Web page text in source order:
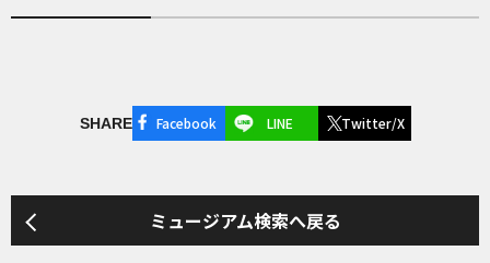
SHARE Facebook LINE Twitter/X
ミュージアム検索へ戻る